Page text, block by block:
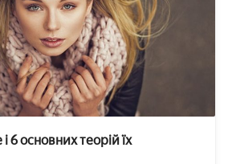
6 основних теорій їх